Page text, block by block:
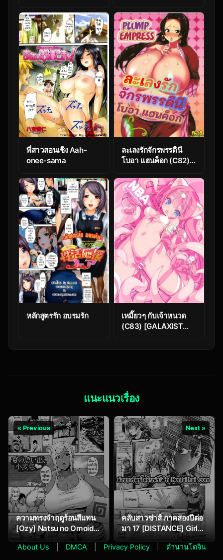
Kodomo Datte H
Nano 0
DLO-02 Kare to no
Yakusoku | DLO-02
Promise with Him 2
พี่สาวสอนเชิง Aah-
onee-sama
ละเลงรักจักรพรรดินี
โบอา แฮนค็อก (C82)
(Yokkora)]
Muchimuchi Jotei |
Plump Empress (One
Piece)
หลักสูตรรัก อบรมรัก
เหมี๊ยวๆ กับเจ้าหนวด
(C83) [GALAXIST
แนะแนวเรื่อง
« Previous
ความทรงจำฤดูร้อนสีเเทน
[Ozy] Natsu no Omoide,
Komugiiro Cocoa
Colored Summer
Next »
คลับสาวซ่าส์ ภาคสองปีต่อ
มา 17 [DISTANCE] Girls
Lacrosse Club 2 Year
later Ch.17
About Us DMCA Privacy Policy ตำนานโดจิน